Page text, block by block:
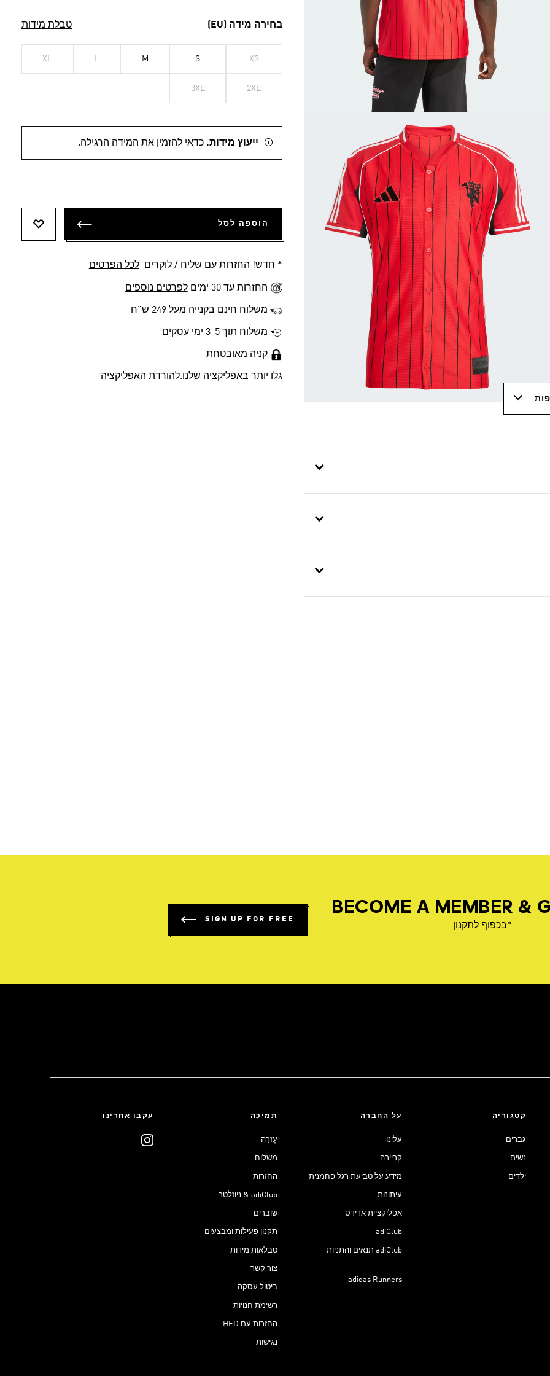
בחירה מידה (EU) טבלת מידות
XS
S
M
L
XL
2XL
3XL
ייעוץ מידות.כדאי להזמין את המידה הרגילה.
הוספה לסל
* חדש! החזרות עם שליח / לוקריםלכל הפרטים
החזרות עד 30 ימים לפרטים נוספים
משלוח חינם בקנייה מעל 249 ש"ח
משלוח תוך 3-5 ימי עסקים
קניה מאובטחת
גלו יותר באפליקציה שלנו.להורדת האפליקציה
BECOME A MEMBER &
*בכפוף לתקנון
SIGN UP FOR FREE
קטגוריה
גברים
נשים
ילדים
על החברה
עלינו
קריירה
מידע על טביעת רגל פחמנית
עיתונות
אפליקציית אדידס
adiClub
adiClub תנאים והתניות
adidas Runners
תמיכה
עֶזרָה
משלוח
החזרות
adiClub & ניוזלטר
שוברים
תקנון פעילות ומבצעים
טבלאות מידות
צור קשר
ביטול עסקה
רשימת חנויות
החזרות עם HFD
נגישות
עקבו אחרינו